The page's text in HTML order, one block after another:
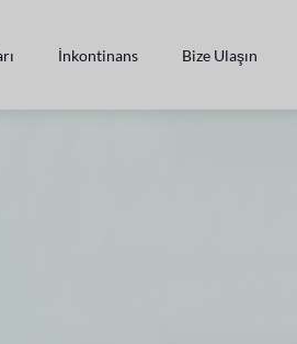
İnkontinans Bize Ulaşın